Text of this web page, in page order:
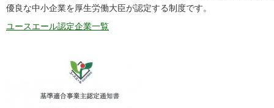
優良な中小企業を厚生労働大臣が認定する制度です。
ユースエール認定企業一覧